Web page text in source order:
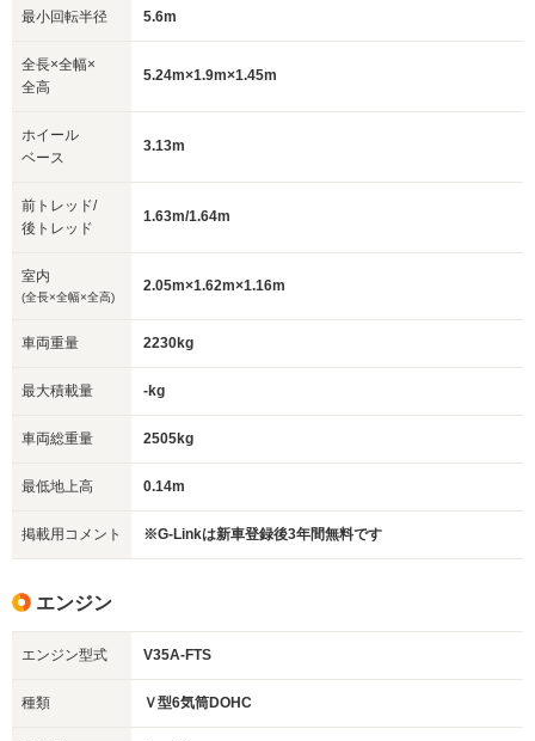
最小回転半径 5.6m
全長×全幅×
全高
5.24m×1.9m×1.45m
ホイール
ベース
3.13m
前トレッド/
後トレッド
1.63m/1.64m
室内
(全長×全幅×全高)
2.05m×1.62m×1.16m
車両重量 2230kg
最大積載量 -kg
車両総重量 2505kg
最低地上高 0.14m
掲載用コメント ※G-Linkは新車登録後3年間無料です
エンジン
エンジン型式 V35A-FTS
種類 Ｖ型6気筒DOHC